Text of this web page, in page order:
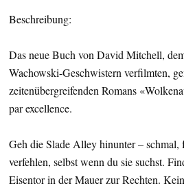
Beschreibung:
Das neue Buch von David Mitchell,
Wachowski-Geschwistern verfilmten,
zeitenübergreifenden Romans
par excellence.
Geh die Slade Alley hinunter – schmal,
verfehlen, selbst wenn du sie suchst.
Eisentor in der Mauer zur Rechten.